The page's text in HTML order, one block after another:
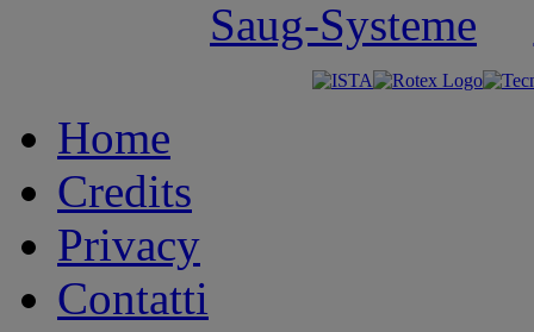
Home
Credits
Privacy
Contatti